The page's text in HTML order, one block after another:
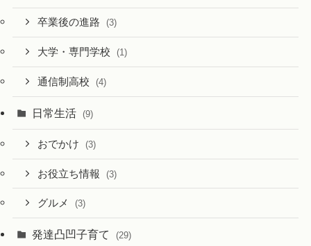
卒業後の進路 (3)
大学・専門学校 (1)
通信制高校 (4)
日常生活 (9)
おでかけ (3)
お役立ち情報 (3)
グルメ (3)
発達凸凹子育て (29)